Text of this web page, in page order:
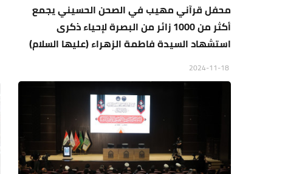
محفل قرآني مهيب في الصحن الحسيني يجمع
أكثر من 1000 زائر من البصرة لإحياء ذكرى
استشهاد السيدة فاطمة الزهراء (عليها السلام)